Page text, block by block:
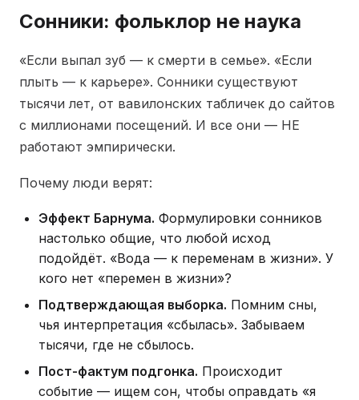
Сонники: фольклор не наука
«Если выпал зуб — к смерти в семье». «Если
плыть — к карьере». Сонники существуют
тысячи лет, от вавилонских табличек до сайтов
с миллионами посещений. И все они — НЕ
работают эмпирически.
Почему люди верят:
Эффект Барнума. Формулировки сонников
настолько общие, что любой исход
подойдёт. «Вода — к переменам в жизни». У
кого нет «перемен в жизни»?
Подтверждающая выборка. Помним сны,
чья интерпретация «сбылась». Забываем
тысячи, где не сбылось.
Пост-фактум подгонка. Происходит
событие — ищем сон, чтобы оправдать «я